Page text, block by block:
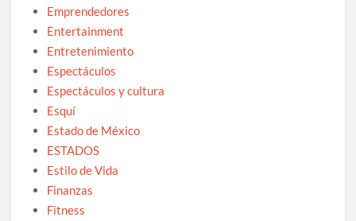
Emprendedores
Entertainment
Entretenimiento
Espectáculos
Espectáculos y cultura
Esquí
Estado de México
ESTADOS
Estilo de Vida
Finanzas
Fitness